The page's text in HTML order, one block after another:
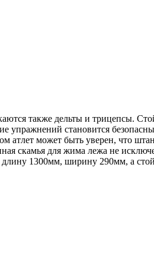
также дельты и трицепсы.
упражнений становится
может быть уверен, что
скамья для жима лежа не
длину 1300мм, ширину 290мм, а